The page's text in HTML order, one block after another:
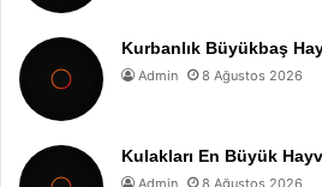
Kurbanlık Büyükbaş
Admin 8 Ağustos 2026
Kulakları En Büyük
Admin 8 Ağustos 2026